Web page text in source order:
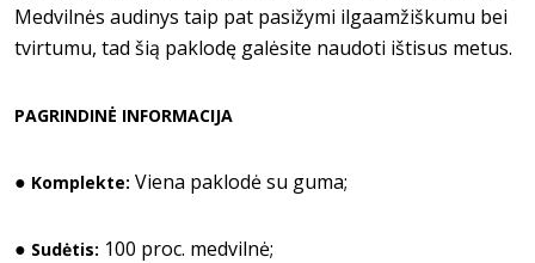
Medvilnės audinys taip pat pasižymi ilgaamžiškumu bei
tvirtumu, tad šią paklodę galėsite naudoti ištisus metus.
PAGRINDINĖ INFORMACIJA
● Komplekte: Viena paklodė su guma;
● Sudėtis: 100 proc. medvilnė;